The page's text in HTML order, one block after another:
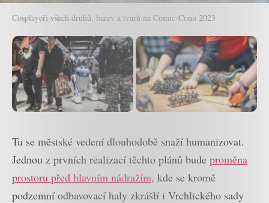
Cosplayeři všech druhů, barev a tvarů na Comic-Conu 2023
Tu se městské vedení dlouhodobě snaží humanizovat.
Jednou z prvních realizací těchto plánů bude proměna
prostoru před hlavním nádražím, kde se kromě
podzemní odbavovací haly zkrášlí i Vrchlického sady